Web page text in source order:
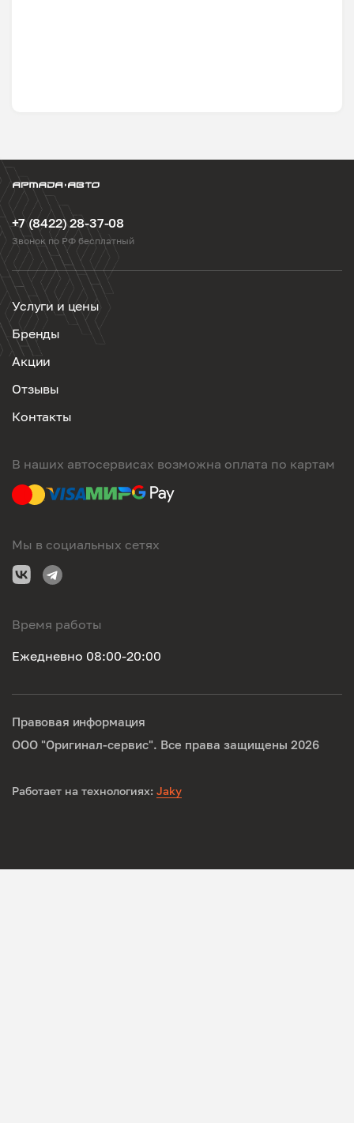
+7 (8422) 28-37-08
Звонок по РФ бесплатный
Услуги и цены
Бренды
Акции
Отзывы
Контакты
В наших автосервисах возможна оплата по картам
Мы в социальных сетях
Время работы
Ежедневно 08:00-20:00
ООО "Оригинал-сервис". Все права защищены 2026
Правовая информация
Работает на технологиях: Jaky